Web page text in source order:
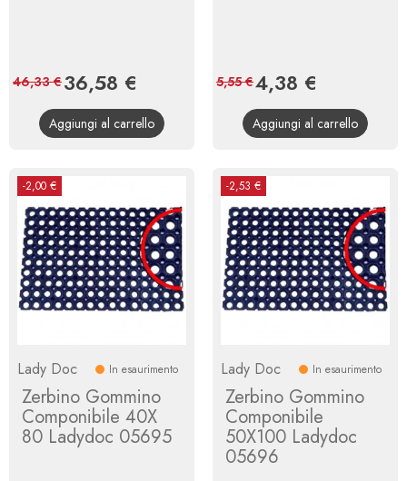
Prezzo
36,58 €
base
46,33 €
Aggiungi al carrello
Prezzo
4,38 €
base
5,55 €
Aggiungi al carrello
-2,00 €
Lady Doc In esaurimento
Zerbino Gommino
Componibile 40X
80 Ladydoc 05695
-2,53 €
Lady Doc In esaurimento
Zerbino Gommino
Componibile
50X100 Ladydoc
05696